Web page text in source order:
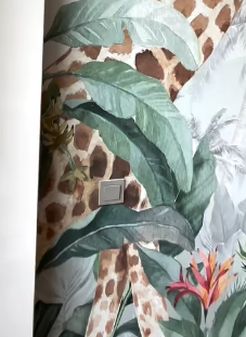
Prémium
158339499Ft/m²
Prémium vinil
1820810925Ft /m²
Peel and Stick
2266613600Ft /m²